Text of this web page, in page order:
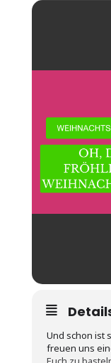
Und schon ist
freuen uns